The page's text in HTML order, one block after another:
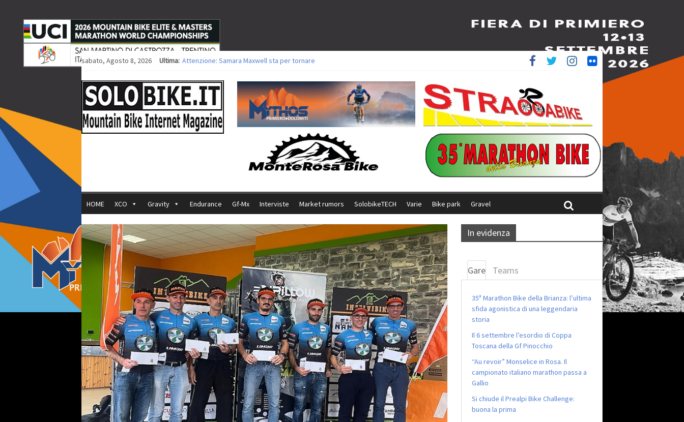
sabato, Agosto 8, 2026 Ultima: Attenzione: Samara Maxwell sta per tornare
Europei XCO: vittorie per Ghibaudo, Grossmann e Gallis. Signorelli 5^ la migliore tra gli italiani
35ª Marathon Bike della Brianza: l’ultima sfida agonistica di una leggendaria storia
Europei MTB: il Team Relay firma il secondo argento azzurro a Monteceneri
HOME XCO Gravity Endurance Gf-Mx Interviste Market rumors SolobikeTECH Varie Bike park Gravel
In evidenza
Gare Teams
35ª Marathon Bike della Brianza: l’ultima
sfida agonistica di una leggendaria
storia
Il 6 settembre l’esordio di Coppa
Toscana della Gf Pinocchio
“Au revoir” Monselice in Rosa. Il
campionato italiano marathon passa a
Gallio
Si chiude il Prealpi Bike Challenge:
buona la prima